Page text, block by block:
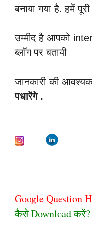
बनाया गया है.हमें पूरी
उम्मीद है आपको
ब्लॉग पर बतायी
जानकारी की
पधारेंगे .
Google Question
कैसे Download करें?